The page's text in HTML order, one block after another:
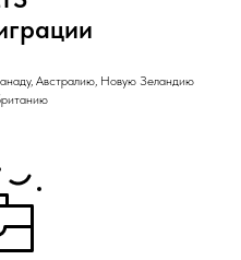
Австралию, Новую Зеландию